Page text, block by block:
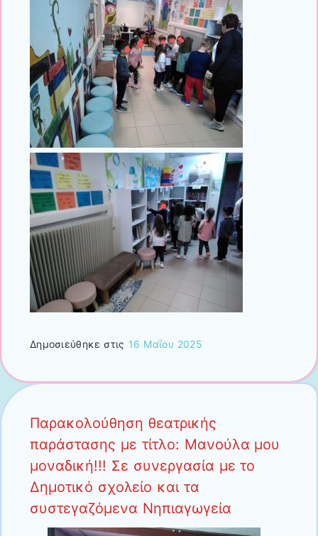
Δημοσιεύθηκε στις 16 Μαΐου 2025
Παρακολούθηση θεατρικής
παράστασης με τίτλο: Μανούλα μου
μοναδική!!! Σε συνεργασία με το
Δημοτικό σχολείο και τα
συστεγαζόμενα Νηπιαγωγεία